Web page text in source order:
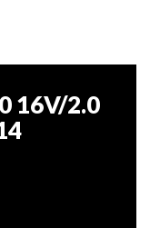
16V/2.0